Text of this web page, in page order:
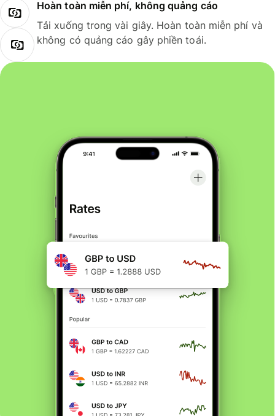
Hoàn toàn miễn phí, không quảng cáo
Tải xuống trong vài giây. Hoàn toàn miễn phí và
không có quảng cáo gây phiền toái.